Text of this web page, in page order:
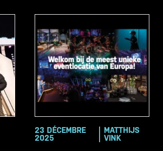
23 DÉCEMBRE
2025
MATTHIJS
VINK